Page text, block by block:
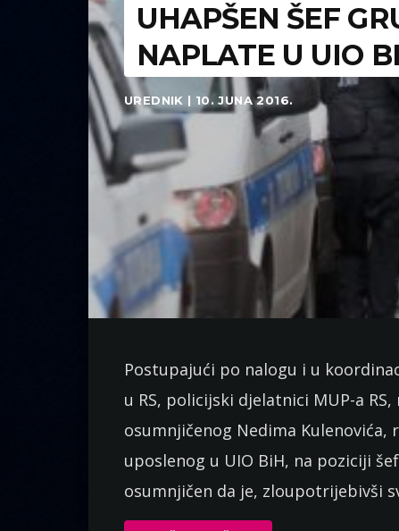
UHAPŠEN ŠEF
NAPLATE U UIO
UREDNIK | 10. JUNA 2016.
Postupajući po nalogu i u
u RS, policijski djelatnici MUP-a
osumnjičenog Nedima Kulenovića,
uposlenog u UIO BiH, na poziciji
osumnjičen da je, zloupotrijebivši